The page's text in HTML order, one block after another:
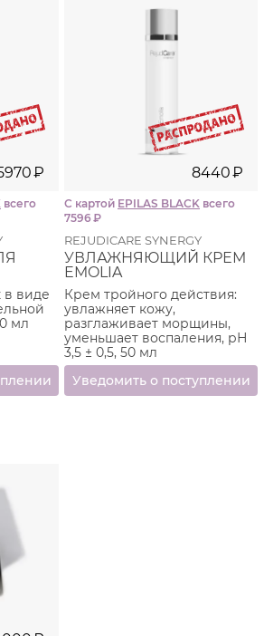
₽
всего
виде
мл
8440₽
С картой EPILAS BLACK всего
7596₽
REJUDICARE SYNERGY
УВЛАЖНЯЮЩИЙ КРЕМ
EMOLIA
Крем тройного действия:
увлажняет кожу,
разглаживает морщины,
уменьшает воспаления, рН
3,5 ± 0,5, 50 мл